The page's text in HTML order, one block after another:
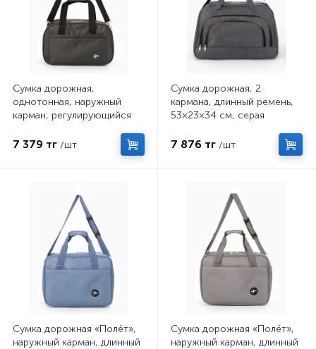
Сумка дорожная,
однотонная, наружный
карман, регулирующийся
серая
7 379 тг /шт
Сумка дорожная, 2
кармана, длинный ремень,
53×23×34 см, серая
7 876 тг /шт
Сумка дорожная «Полёт»,
наружный карман, длинный
Сумка дорожная «Полёт»,
наружный карман, длинный